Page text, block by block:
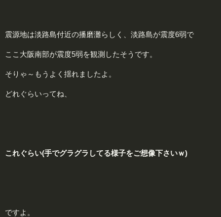
震源地は淡路島付近の播磨灘らしく、淡路島が震度6弱で
ここ大阪南部が震度5弱を観測したそうです。
そりゃ～もうよく揺れましたよ。
どれぐらいってね、
これぐらい(手でグラグラしてる様子をご想像下さいｗ)
ですよ。